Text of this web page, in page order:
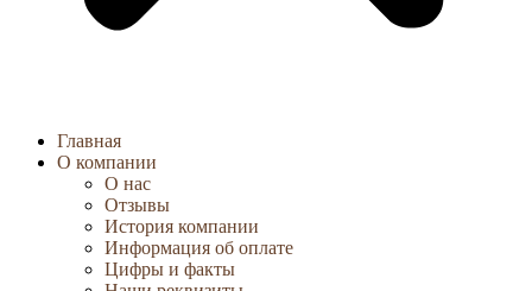
Главная
О компании
О нас
Отзывы
История компании
Информация об оплате
Цифры и факты